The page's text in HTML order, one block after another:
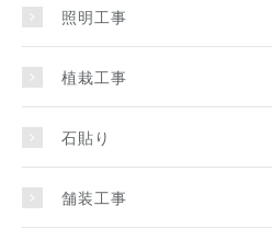
照明工事
植栽工事
石貼り
舗装工事